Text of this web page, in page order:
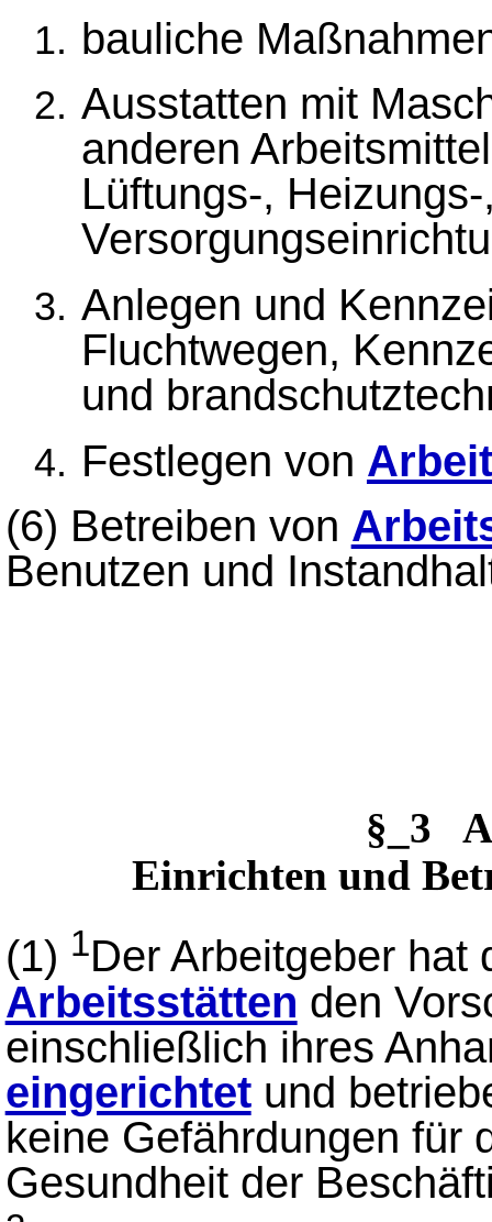
bauliche
Ausstatten mit
anderen
Lüftungs-,
Anlegen und
Fluchtwegen,
und
Festlegen von
(6) Betreiben von
Benutzen und
§_3
Einrichten und
(1) 1Der Arbeitgeber hat
Arbeitsstätten den
einschließlich ihres
eingerichtetund
keine Gefährdungen für
Gesundheit der